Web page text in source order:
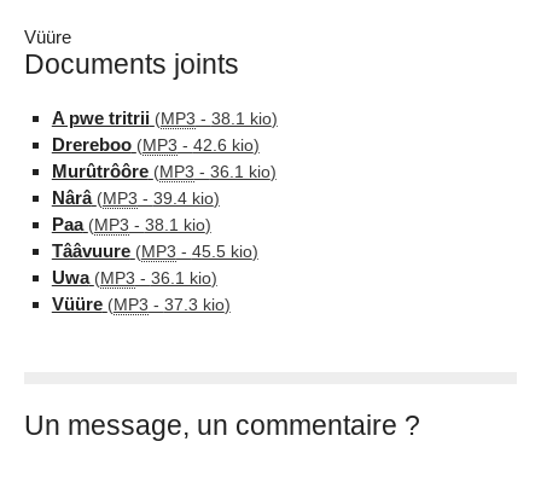
Vüüre
Documents joints
A pwe tritrii (MP3 - 38.1 kio)
Drereboo (MP3 - 42.6 kio)
Murûtrôôre (MP3 - 36.1 kio)
Nârâ (MP3 - 39.4 kio)
Paa (MP3 - 38.1 kio)
Tââvuure (MP3 - 45.5 kio)
Uwa (MP3 - 36.1 kio)
Vüüre (MP3 - 37.3 kio)
Un message, un commentaire ?